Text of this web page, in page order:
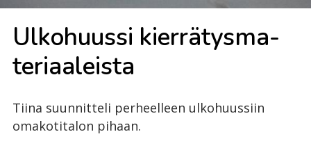
Ul­ko­huus­si kier­rä­tys­ma­
te­ri­aa­leis­ta
Tiina suunnitteli perheelleen ulkohuussiin
omakotitalon pihaan.